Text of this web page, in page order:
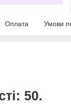
Оплата Умови
50.